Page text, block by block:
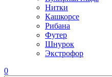
Нитки
Кашкорсе
Рибана
Футер
Шнурок
Экстрофор
0